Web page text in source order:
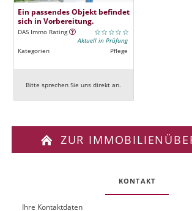
Ein passendes Objekt befindet
sich in Vorbereitung.
DAS Immo Rating
Aktuell in Prüfung
Kategorien
Pflege
Bitte sprechen Sie uns direkt an.
ZUR
KONTAKT
Ihre Kontaktdaten